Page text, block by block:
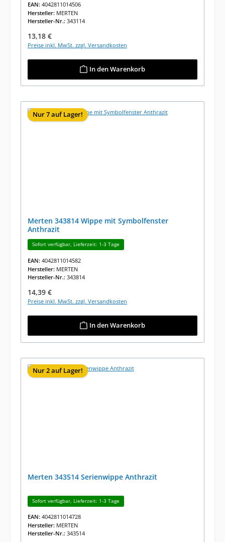
EAN: 4042811014506
Hersteller: MERTEN
Hersteller-Nr.: 343114
Regulärer Preis:
13,18 €
Preise inkl. MwSt. zzgl. Versandkosten
In den Warenkorb
Nur 7 auf Lager!
Merten 343814 Wippe mit Symbolfenster
Anthrazit
Sofort verfügbar, Lieferzeit: 1-3 Tage
EAN: 4042811014582
Hersteller: MERTEN
Hersteller-Nr.: 343814
Regulärer Preis:
14,39 €
Preise inkl. MwSt. zzgl. Versandkosten
In den Warenkorb
Nur 2 auf Lager!
Merten 343514 Serienwippe Anthrazit
Sofort verfügbar, Lieferzeit: 1-3 Tage
EAN: 4042811014728
Hersteller: MERTEN
Hersteller-Nr.: 343514